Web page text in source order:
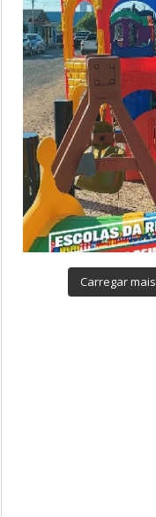
Carregar mais